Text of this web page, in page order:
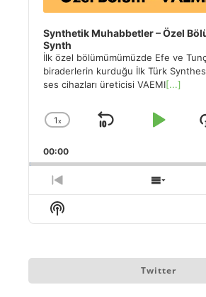
Synthetik Muhabbetler – Özel
Synth
İlk özel bölümümümüzde Efe ve
biraderlerin kurduğu İlk Türk
ses cihazları üreticisi VAEMI[...]
Change
Rate
1x
Skip
Play
00:00
Previous
Episode
Show
Show
Podcast
Twitter